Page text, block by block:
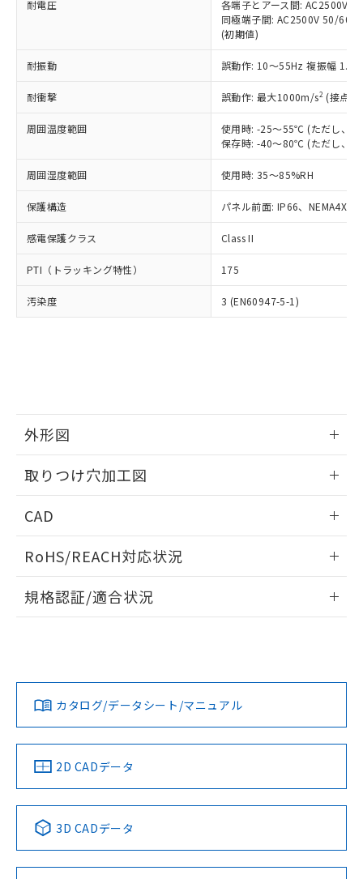
耐電圧
各端子とアース間: AC2500V
同極端子間: AC2500V 50/
(初期値)
耐振動 誤動作: 10～55Hz 複振幅
耐衝撃 誤動作: 最大1000m/s2 (接点
周囲温度範囲
使用時: -25～55℃ (ただし、氷
保存時: -40～80℃ (ただし、氷
周囲湿度範囲 使用時: 35～85%RH
保護構造 パネル前面: IP66、NEMA4X,
感電保護クラス Class II
PTI（トラッキング特性） 175
汚染度 3 (EN60947-5-1)
外形図
取りつけ穴加工図
CAD
ドすることができます。
ログイン/会員登録
ダウンロードデータをご利用いただく前に、以下を必ずお読
みください。
ソフトウェアの使用条件
RoHS/REACH対応状況
EU RoHS 注意事項・凡例
対応済み
中国 RoHS 注意事項・凡例
Pb Hg Cd Cr(VI)
規格認証/適合状況
LR型式承認
（イギリス
船舶規格）
DNV型式承認
（ノルウェー
BV型式承認
（フランス
KR型式
（韓国
No No No No
この製品の規格認証/適合状況ページへ
その他の認証はこちらのページからご検索ください
カタログ/データシート/マニュアル
2D CADデータ
3D CADデータ
正式な納期状況および標準価格はお客
様のお取引先、またはお客様担当のオ
ムロン制御機器販売店・当社販売員に
オムロン制御機器販売店や当社販売拠
販売ネットワーク
」をご確認
在庫状況および標準価格結果を当社の
事前の承諾なく第三者に漏洩または開
示しないようお願いします。
マイパーツ機能（部品リスト作成サー
ビス）をご利用いただくには、I-Web
メンバーズにご登録されている必要が
お客様が当ウェブサイト上で当社にご
および当社の共同利用者が、当社の製
用者の範囲」に記載されている法人を
類(PBB) 1000ppm以下、ポリ臭化ジフェニルエーテル類
(PBDE) 1000ppm以下、フタル酸ビス(2-エチルヘキシ
ル) (DEHP)(別名：DOP) 1000ppm以下、フタル酸ブチ
（DBP） 1000ppm以下、フタル酸ジイソブチル
但し、RoHS指令で産業用監視および制御機器に対する
フタル酸エステル類の４物質については閾値を超える意
※2 対応予定月
部品在庫の切り替え状況などにより、予定
月が前後することがあります。
※3 非含有証明書ダウンロード
下記の非含有証明書をダウンロードするこ
ものではありません。
また、RoHS指令のフタル酸エステル類４
物質の対応では、対応完了までの期間は出
していることから、特段のことがない限
り、2022年1月12日より割愛しておりま
す。
Cr(Ⅵ)(六価クロム) : 1000ppm、 PBBs(ポリ臭化ビフェ
ニル類) : 1000ppm、 PBDEs(ポリ臭化ジフェニルエーテ
DBP(フタル酸ジブチル) : 1000ppm、 DIBP(フタル酸ジ
イソブチル) : 1000ppm、 BBP(フタル酸ブチルベンジ
DEHP(フタル酸ビス(2-エチルヘキシル)) : 1000ppm
※2 環境保護使用期限
準値以下であることを示します。
「10」：通常の使用状況下において有害物
質が外部に漏えいし、環境に深刻な影響を
及ぼさない年数を意味します。
「－」：未確認です。当社販売部門へお問
い合わせください。
当社は規制貨物を破棄する場合は、完
全に破砕するなど、違法に輸出されな
いよう必要な手段を講じます。
当社は貴社製品を、核兵器、ミサイ
ル、化学兵器、生物兵器またはその他
武器並びにこれらの製造装置等に一切
当社は、貴社製品を第三者に販売する
場合は、上記1、2および3の内容を当
該第三者に通知します。また当社は、
販売先および販売に係わる関係者が違
法に輸出するおそれがある場合は、取
り引きをいたしません。
一定数以上の在庫あり
一定数には満たないが在庫あり
在庫なし(最新の在庫状況につ
たはお客様担当のオムロン制御
機器販売店・当社販売員にご確
受注生産機種、また在庫状況の
情報を公開していない機種